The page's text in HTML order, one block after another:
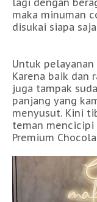
lagi dengan
maka minuman
disukai siapa
Untuk
Karena baik dan
juga tampak
panjang yang
menyusut. Kini
teman mencicipi
Premium